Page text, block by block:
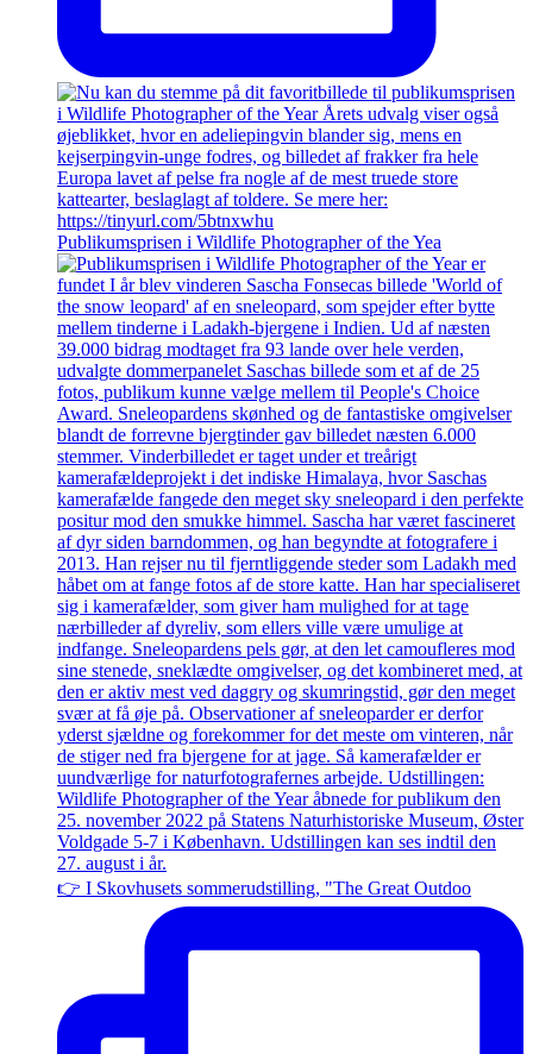
Publikumsprisen i Wildlife Photographer of the Yea
👉 I Skovhusets sommerudstilling, "The Great Outdoo